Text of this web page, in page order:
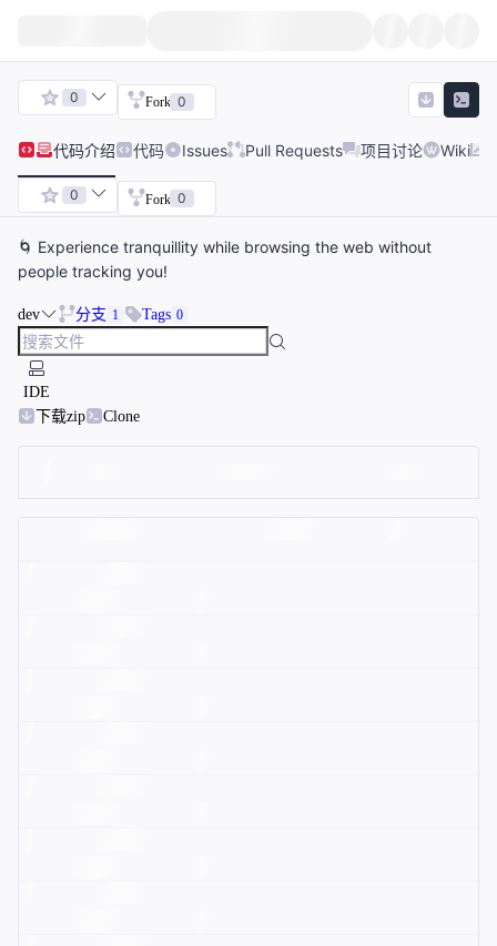
0 Fork 0
代码介绍 代码 Issues Pull Requests 项目讨论 Wiki
0 Fork 0
🌀 Experience tranquillity while browsing the web without
people tracking you!
dev 分支 1 Tags 0
IDE
下载zip
Clone